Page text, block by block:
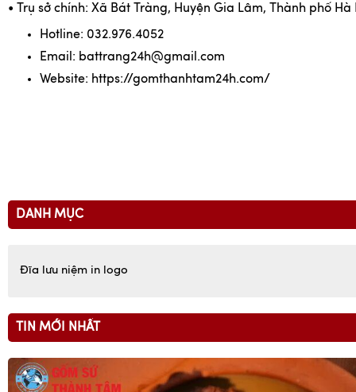
• Trụ sở chính: Xã Bát Tràng, Huyện Gia Lâm, Thành phố Hà
Hotline: 032.976.4052
Email: battrang24h@gmail.com
Website: https://gomthanhtam24h.com/
DANH MỤC
Đĩa lưu niệm in logo
TIN MỚI NHẤT